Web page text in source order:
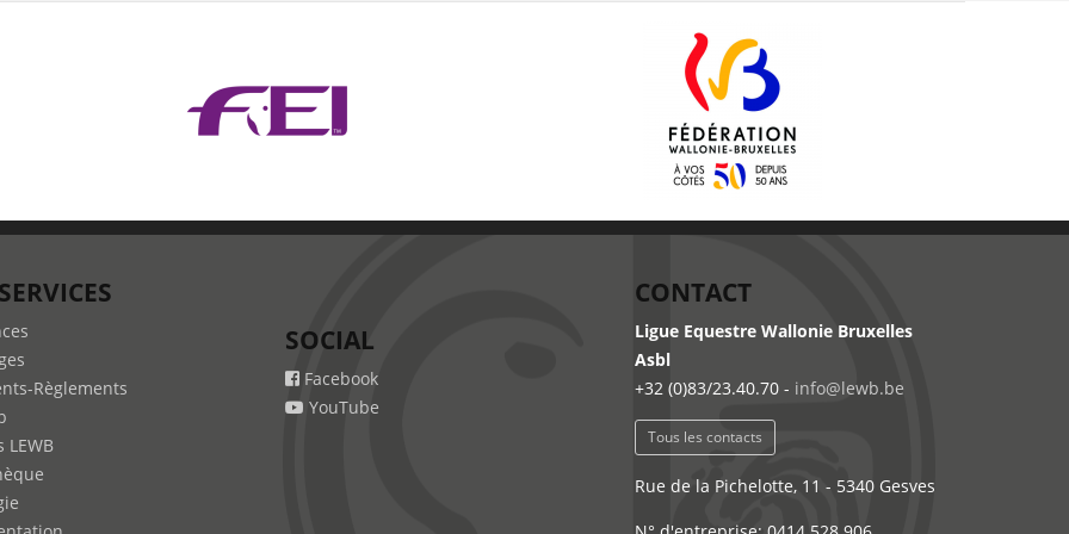
Règlements
LEWB
SOCIAL
Facebook
YouTube
CONTACT
Ligue Equestre Wallonie Bruxelles
Asbl
+32 (0)83/23.40.70 - info@lewb.be
Tous les contacts
Rue de la Pichelotte, 11 - 5340 Gesves